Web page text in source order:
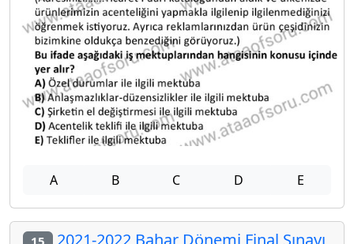
A B C D E
15 2021-2022 Bahar Dönemi Final Sınavı